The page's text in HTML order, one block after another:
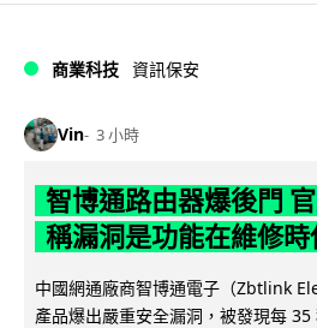
商業科技 資訊保安
Vin 3 小時
智博通路由器爆後門
稱漏洞是功能在維修時
中國網通廠商智博通電子（Zbtlink
產品爆出嚴重安全漏洞，被發現每